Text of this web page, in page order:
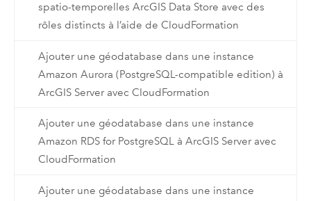
spatio-temporelles ArcGIS Data Store avec des
rôles distincts à l’aide de CloudFormation
Ajouter une géodatabase dans une instance
Amazon Aurora (PostgreSQL-compatible edition) à
ArcGIS Server avec CloudFormation
Ajouter une géodatabase dans une instance
Amazon RDS for PostgreSQL à ArcGIS Server avec
CloudFormation
Ajouter une géodatabase dans une instance